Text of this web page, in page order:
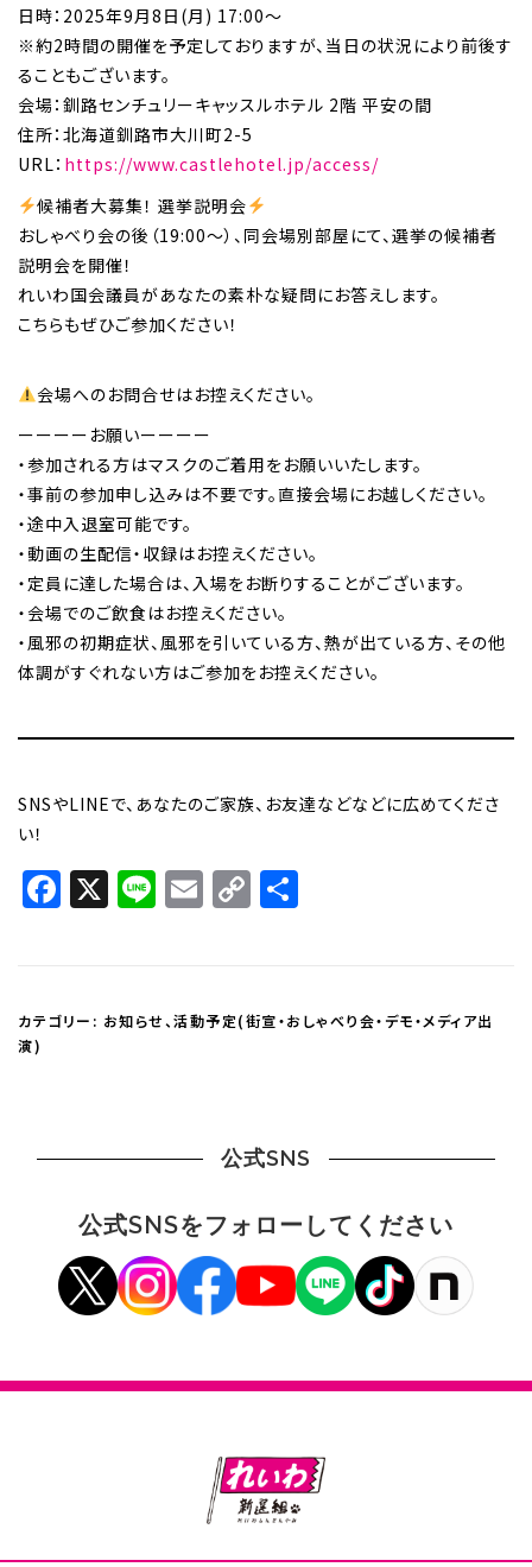
日時：2025年9月8日(月) 17:00～
※約2時間の開催を予定しておりますが、当日の状況により前後す
ることもございます。
会場：釧路センチュリーキャッスルホテル 2階 平安の間
住所：北海道釧路市大川町2-5
URL： https://www.castlehotel.jp/access/
候補者大募集！ 選挙説明会
おしゃべり会の後（19:00〜）、同会場別部屋にて、選挙の候補者
説明会を開催！
れいわ国会議員があなたの素朴な疑問にお答えします。
こちらもぜひご参加ください！
会場へのお問合せはお控えください。
ーーーーお願いーーーー
・参加される方はマスクのご着用をお願いいたします。
・事前の参加申し込みは不要です。直接会場にお越しください。
・途中入退室可能です。
・動画の生配信・収録はお控えください。
・定員に達した場合は、入場をお断りすることがございます。
・会場でのご飲食はお控えください。
・風邪の初期症状、風邪を引いている方、熱が出ている方、その他
体調がすぐれない方はご参加をお控えください。
SNSやLINEで、あなたのご家族、お友達などなどに広めてくださ
い！
Facebook
X LineEmail
Copy
Link
カテゴリー: お知らせ、活動予定(街宣・おしゃべり会・デモ・メディア出
演)
公式SNS
公式SNSをフォローしてください